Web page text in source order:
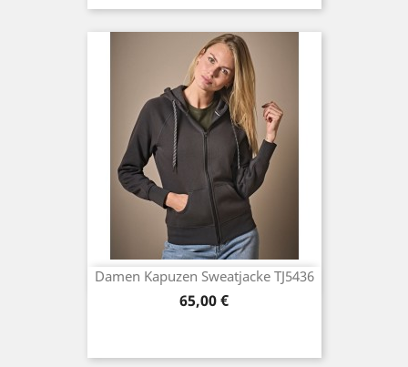
Damen Kapuzen Sweatjacke TJ5436
Preis
65,00 €